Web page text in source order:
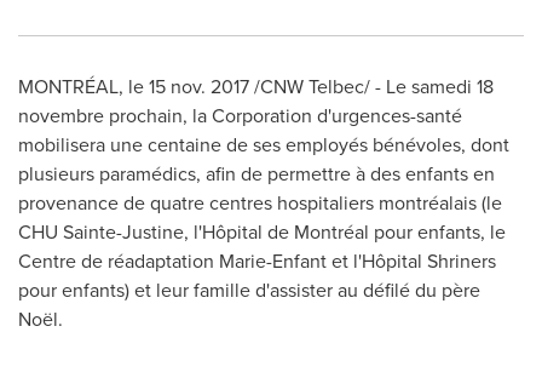
MONTRÉAL, le15 nov. 2017/CNW Telbec/ - Le samedi 18
novembre prochain, la Corporation d'urgences-santé
mobilisera une centaine de ses employés bénévoles, dont
plusieurs paramédics, afin de permettre à des enfants en
provenance de quatre centres hospitaliers montréalais (le
CHU Sainte-Justine, l'Hôpital de Montréal pour enfants, le
Centre de réadaptation Marie-Enfant et l'Hôpital Shriners
pour enfants) et leur famille d'assister au défilé du père
Noël.